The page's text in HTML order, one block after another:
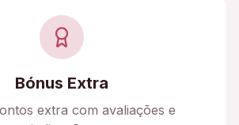
Bónus Extra
extra com avaliações e